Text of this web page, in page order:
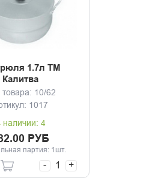
1.7л ТМ
Калитва
товара: 10/62
1017
наличии: 4
РУБ
партия: 1шт.
- +